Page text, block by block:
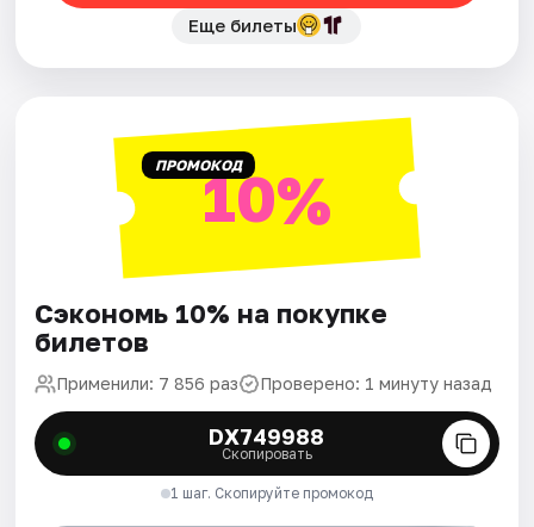
Еще билеты
ПРОМОКОД10%
Сэкономь 10% на покупке
билетов
Применили: 7 856 раз Проверено: 1 минуту назад
DX749988
Скопировать
1 шаг. Скопируйте промокод